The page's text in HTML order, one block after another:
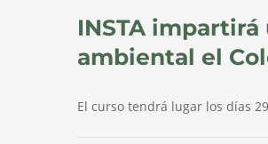
INSTA
ambiental el
El curso tendrá lugar los días